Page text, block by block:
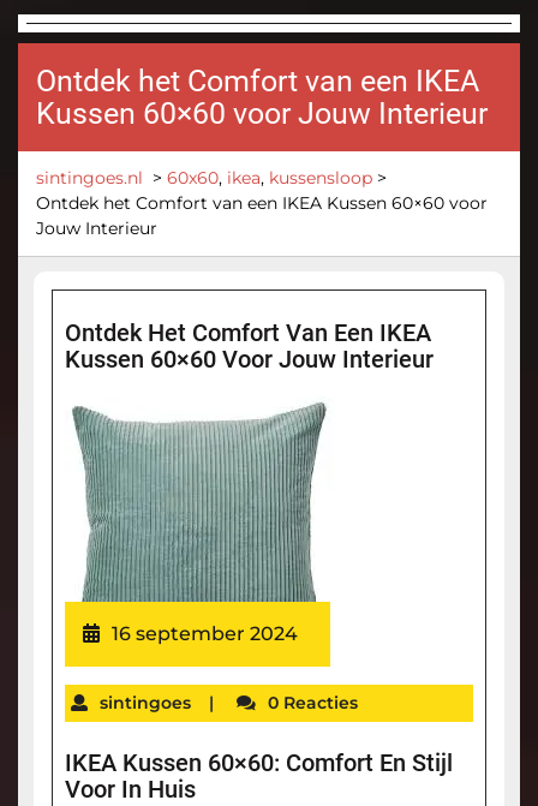
Ontdek het Comfort van een IKEA
Kussen 60×60 voor Jouw Interieur
sintingoes.nl > 60x60, ikea, kussensloop >
Ontdek het Comfort van een IKEA Kussen 60×60 voor
Jouw Interieur
Ontdek Het Comfort Van Een IKEA
Kussen 60×60 Voor Jouw Interieur
16 september 2024
sintingoes | 0 Reacties
IKEA Kussen 60×60: Comfort En Stijl
Voor In Huis